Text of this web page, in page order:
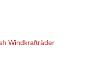
Wind­kraft­rä­der